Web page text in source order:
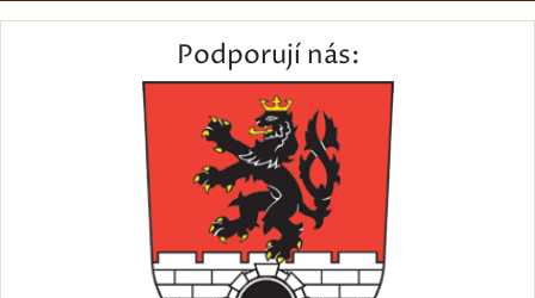
Podporují nás: